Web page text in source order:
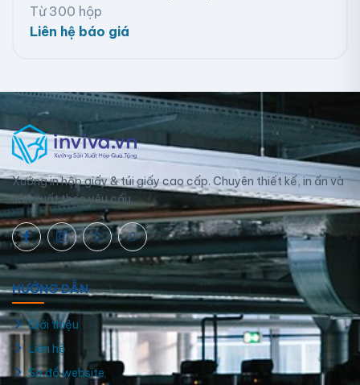
Hộp giấy hình chữ nhật nắp trượt
Từ 300 hộp
Liên hệ báo giá
Xưởng in hộp giấy & túi giấy cao cấp. Chuyên thiết kế, in ấn và
sản xuất theo yêu cầu.
HƯỚNG DẪN
Giới thiệu
Liên hệ
Sơ đồ website